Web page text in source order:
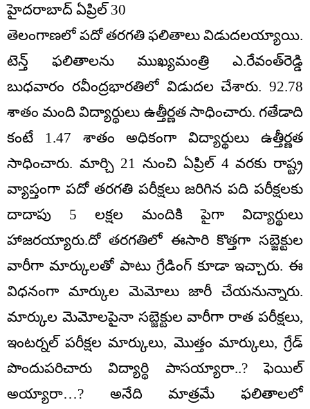
హైదరాబాద్ ఏప్రిల్ 30
తెలంగాణలో పదో తరగతి ఫలితాలు విడుదలయ్యాయి.
టెన్త్ ఫలితాలను ముఖ్యమంత్రి ఎ.రేవంత్‌రెడ్డి
బుధవారం రవీంద్రభారతిలో విడుదల చేశారు. 92.78
శాతం మంది విద్యార్థులు ఉత్తీర్ణత సాధించారు. గతేడాది
కంటే 1.47 శాతం అధికంగా విద్యార్థులు ఉత్తీర్ణత
సాధించారు. మార్చి 21 నుంచి ఏప్రిల్ 4 వరకు రాష్ట్ర
వ్యాప్తంగా పదో తరగతి పరీక్షలు జరిగిన పది పరీక్షలకు
దాదాపు 5 లక్షల మందికి పైగా విద్యార్థులు
హాజరయ్యారు.దో తరగతిలో ఈసారి కొత్తగా సబ్జెక్టుల
వారీగా మార్కులతో పాటు గ్రేడింగ్ కూడా ఇచ్చారు. ఈ
విధనంగా మార్కుల మెమోలు జారీ చేయనున్నారు.
మార్కుల మెమోలపైనా సబ్జెక్టుల వారీగా రాత పరీక్షలు,
ఇంటర్నల్ పరీక్షల మార్కులు, మొత్తం మార్కులు, గ్రేడ్
పొందుపరిచారు విద్యార్థి పాసయ్యారా..? ఫెయిల్
అయ్యారా…? అనేది మాత్రమే ఫలితాలలో